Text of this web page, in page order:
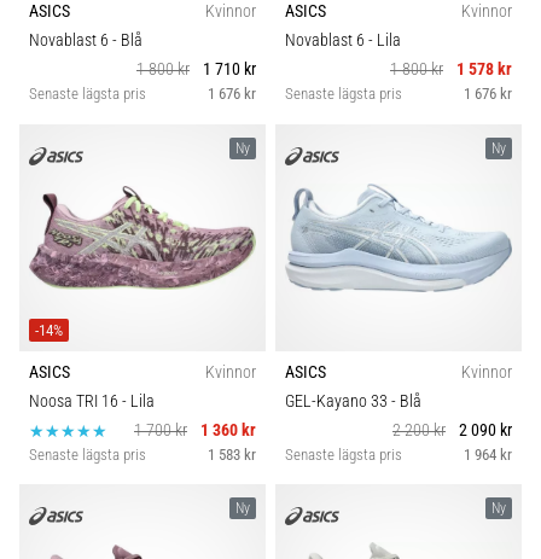
ASICS
Kvinnor
Novablast 6 - Blå
1 800 kr
1 710 kr
Senaste lägsta pris 1 676 kr
ASICS
Kvinnor
Novablast 6 - Lila
1 800 kr
1 578 kr
Senaste lägsta pris 1 676 kr
Ny
-14%
ASICS
Kvinnor
Noosa TRI 16 - Lila
1 700 kr
1 360 kr
Senaste lägsta pris 1 583 kr
Ny
ASICS
Kvinnor
GEL-Kayano 33 - Blå
2 200 kr
2 090 kr
Senaste lägsta pris 1 964 kr
Ny Ny